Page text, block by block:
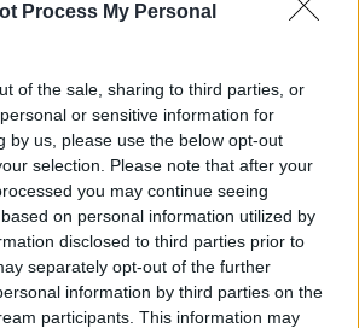
Process My Personal
of the sale, sharing to third parties, or
or sensitive information for
by us, please use the below opt-out
selection. Please note that after your
you may continue seeing
on personal information utilized by
disclosed to third parties prior to
separately opt-out of the further
information by third parties on the
participants. This information may